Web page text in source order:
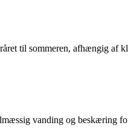
til sommeren, afhængig af
vanding og beskæring